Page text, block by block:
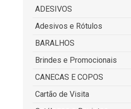
ADESIVOS
Adesivos e Rótulos
BARALHOS
Brindes e Promocionais
CANECAS E COPOS
Cartão de Visita